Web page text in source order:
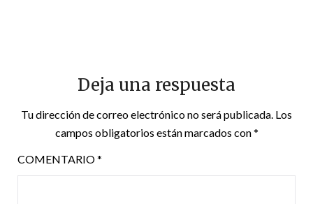
Deja una respuesta
Tu dirección de correo electrónico no será publicada. Los
campos obligatorios están marcados con*
COMENTARIO*